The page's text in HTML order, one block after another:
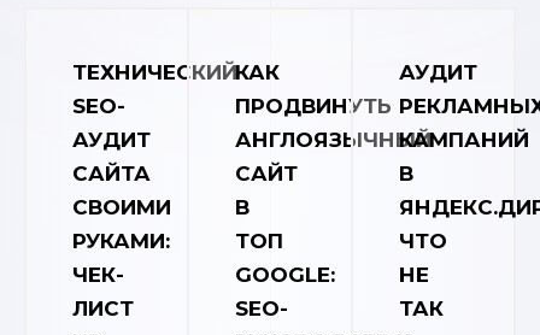
ТЕХНИЧЕСКИЙ
SEO-
АУДИТ
САЙТА
СВОИМИ
РУКАМИ:
ЧЕК-
ЛИСТ
КАК
ПРОДВИНУТЬ
АНГЛОЯЗЫЧНЫЙ
САЙТ
В
ТОП
GOOGLE:
SEO-
АУДИТ
КАМПАНИЙ
В
ЧТО
НЕ
ТАК